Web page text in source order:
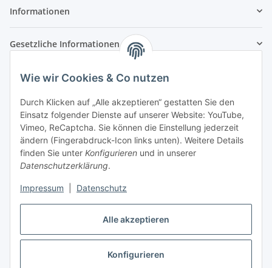
Alle akzeptieren
Konfigurieren
Wie wir Cookies & Co nutzen
Durch Klicken auf „Alle akzeptieren“ gestatten Sie den
Einsatz folgender Dienste auf unserer Website: YouTube,
Vimeo, ReCaptcha. Sie können die Einstellung jederzeit
ändern (Fingerabdruck-Icon links unten). Weitere Details
finden Sie unter Konfigurieren und in unserer
Datenschutzerklärung.
Impressum Datenschutz
Informationen
Gesetzliche Informationen
Zahlungsarten
Versandarten
Vertrag widerrufen